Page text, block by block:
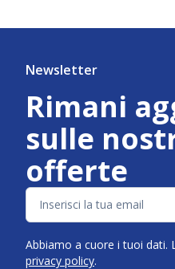
Newsletter
Rimani
sulle
offerte
Abbiamo a cuore i tuoi dati.
privacy policy.